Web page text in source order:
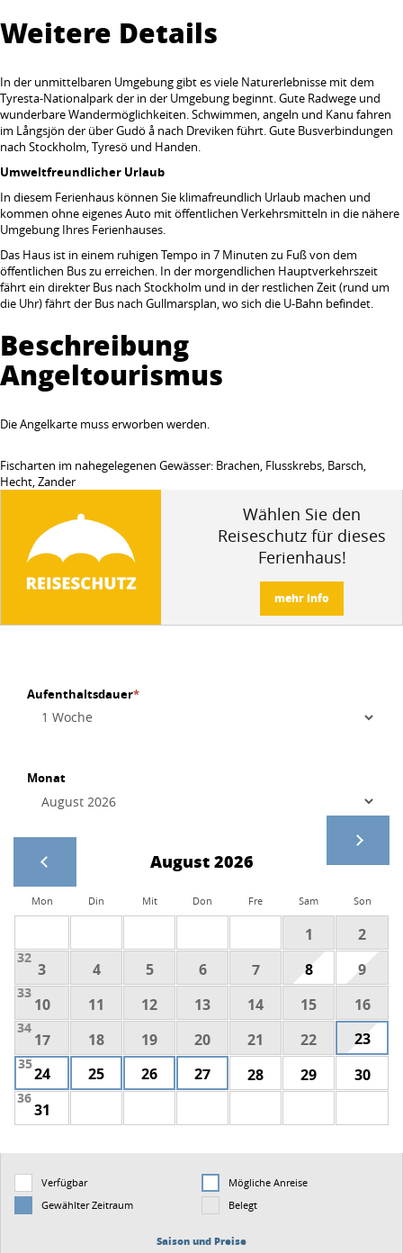
Weitere Details
In der unmittelbaren Umgebung gibt es viele Naturerlebnisse mit dem
Tyresta-Nationalpark der in der Umgebung beginnt. Gute Radwege und
wunderbare Wandermöglichkeiten. Schwimmen, angeln und Kanu fahren
im Långsjön der über Gudö å nach Dreviken führt. Gute Busverbindungen
nach Stockholm, Tyresö und Handen.
Umweltfreundlicher Urlaub
In diesem Ferienhaus können Sie klimafreundlich Urlaub machen und
kommen ohne eigenes Auto mit öffentlichen Verkehrsmitteln in die nähere
Umgebung Ihres Ferienhauses.
Das Haus ist in einem ruhigen Tempo in 7 Minuten zu Fuß von dem
öffentlichen Bus zu erreichen. In der morgendlichen Hauptverkehrszeit
fährt ein direkter Bus nach Stockholm und in der restlichen Zeit (rund um
die Uhr) fährt der Bus nach Gullmarsplan, wo sich die U-Bahn befindet.
Beschreibung
Angeltourismus
Die Angelkarte muss erworben werden.
Fischarten im nahegelegenen Gewässer: Brachen, Flusskrebs, Barsch,
Hecht, Zander
Wählen Sie den
Reiseschutz für dieses
Ferienhaus!
mehr info
Aufenthaltsdauer*
Monat
August 2026
Mon Din Mit Don Fre Sam Son
1 2
32
3 4 5 6 7 8 9
33
10 11 12 13 14 15 16
34
17 18 19 20 21 22 23
35
24 25 26 27 28 29 30
36
31
Verfügbar
Mögliche Anreise
Gewählter Zeitraum
Belegt
Saison und Preise